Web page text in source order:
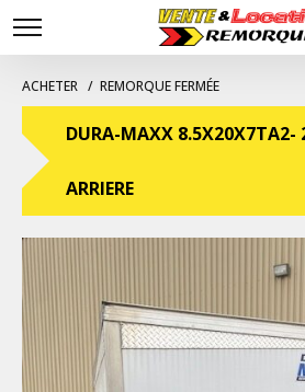
ACHETER REMORQUE FERMÉE
DURA-MAXX 8.5X20X7TA2-
ARRIERE